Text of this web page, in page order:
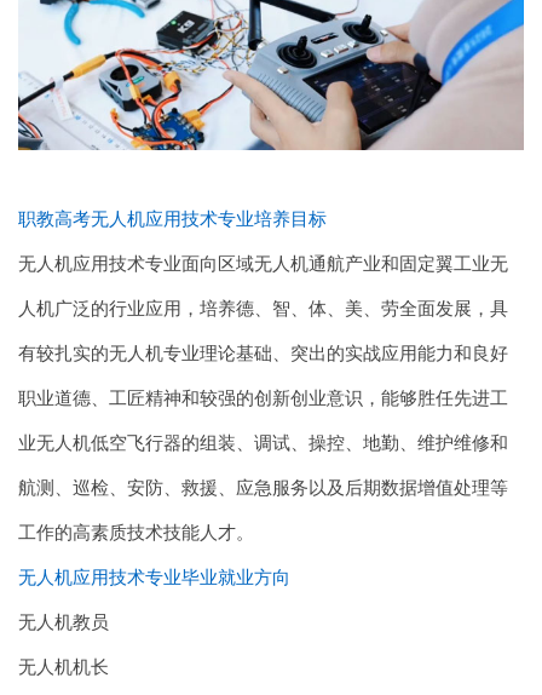
职教高考无人机应用技术专业培养目标
无人机应用技术专业面向区域无人机通航产业和固定翼工业无
人机广泛的行业应用，培养德、智、体、美、劳全面发展，具
有较扎实的无人机专业理论基础、突出的实战应用能力和良好
职业道德、工匠精神和较强的创新创业意识，能够胜任先进工
业无人机低空飞行器的组装、调试、操控、地勤、维护维修和
航测、巡检、安防、救援、应急服务以及后期数据增值处理等
工作的高素质技术技能人才。
无人机应用技术专业毕业就业方向
无人机教员
无人机机长